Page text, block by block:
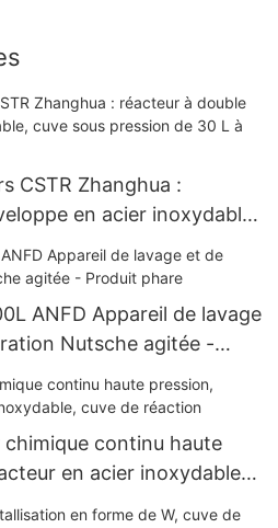
CSTR Zhanghua :
en acier inoxydable,
30 L à 32 000 L
ANFD Appareil de lavage
Nutsche agitée -
continu haute
en acier inoxydable,